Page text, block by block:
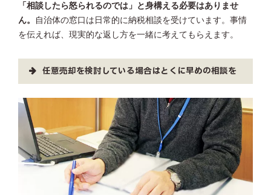
「相談したら怒られるのでは」と身構える必要はありませ
ん。
自治体の窓口は日常的に納税相談を受けています。事情
を伝えれば、現実的な返し方を一緒に考えてもらえます。
任意売却を検討している場合はとくに早めの相談を